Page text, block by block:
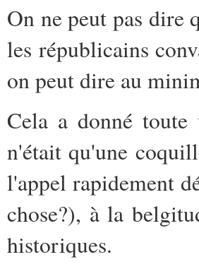
On ne peut pas dire
les républicains
on peut dire au
Cela a donné
n'était qu'une
l'appel rapidement
chose?), à la
historiques.